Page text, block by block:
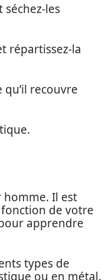
séchez-les
répartissez-la
recouvre
homme. Il est
de votre
apprendre
types de
ou en métal.